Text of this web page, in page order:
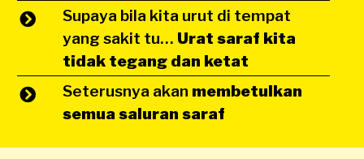
Supaya bila kita urut di tempat
yang sakit tu… Urat saraf kita
tidak tegang dan ketat
Seterusnya akan membetulkan
semua saluran saraf